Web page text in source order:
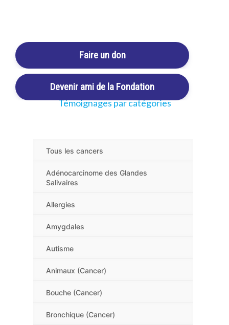
Faire un don
Devenir ami de la Fondation
Témoignages par catégories
Tous les cancers
Adénocarcinome des Glandes
Salivaires
Allergies
Amygdales
Autisme
Animaux (Cancer)
Bouche (Cancer)
Bronchique (Cancer)